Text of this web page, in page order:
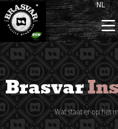
NL
Brasvar
Wat staat er op het